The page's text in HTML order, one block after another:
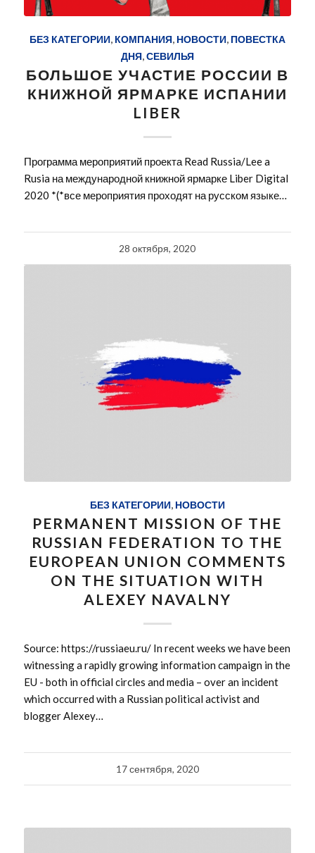
БЕЗ КАТЕГОРИИ, КОМПАНИЯ, НОВОСТИ, ПОВЕСТКА
ДНЯ,СЕВИЛЬЯ
БОЛЬШОЕ УЧАСТИЕ РОССИИ В
КНИЖНОЙ ЯРМАРКЕ ИСПАНИИ
LIBER
Программа мероприятий проекта Read Russia/Lee a
Rusia на международной книжной ярмарке Liber Digital
2020 *(*все мероприятия проходят на русском языке…
28 октября, 2020
БЕЗ КАТЕГОРИИ, НОВОСТИ
PERMANENT MISSION OF THE
RUSSIAN FEDERATION TO THE
EUROPEAN UNION COMMENTS
ON THE SITUATION WITH
ALEXEY NAVALNY
Source: https://russiaeu.ru/ In recent weeks we have been
witnessing a rapidly growing information campaign in the
EU - both in official circles and media – over an incident
which occurred with a Russian political activist and
blogger Alexey…
17 сентября, 2020